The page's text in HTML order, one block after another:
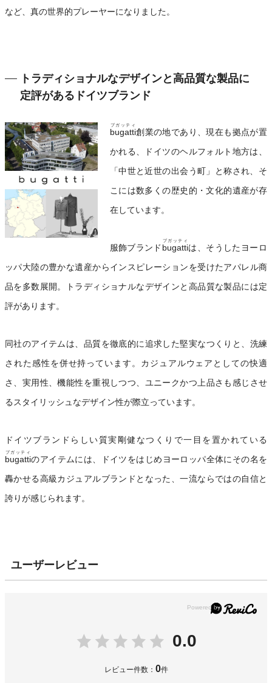
など、真の世界的プレーヤーになりました。
トラディショナルなデザインと高品質な製品に
定評があるドイツブランド
bugatti
ブガッティ
創業の地であり、現在も拠点が置
かれる、ドイツのヘルフォルト地方は、
「中世と近世の出会う町」と称され、そ
こには数多くの歴史的・文化的遺産が存
在しています。
服飾ブランド bugatti
ブガッティ
は、そうしたヨーロ
ッパ大陸の豊かな遺産からインスピレーションを受けたアパレル商
品を多数展開。トラディショナルなデザインと高品質な製品には定
評があります。
同社のアイテムは、品質を徹底的に追求した堅実なつくりと、洗練
された感性を併せ持っています。カジュアルウェアとしての快適
さ、実用性、機能性を重視しつつ、ユニークかつ上品さも感じさせ
るスタイリッシュなデザイン性が際立っています。
ドイツブランドらしい質実剛健なつくりで一目を置かれている
bugatti
ブガッティ
のアイテムには、ドイツをはじめヨーロッパ全体にその名を
轟かせる高級カジュアルブランドとなった、一流ならではの自信と
誇りが感じられます。
ユーザーレビュー
0.0
レビュー件数： 0件